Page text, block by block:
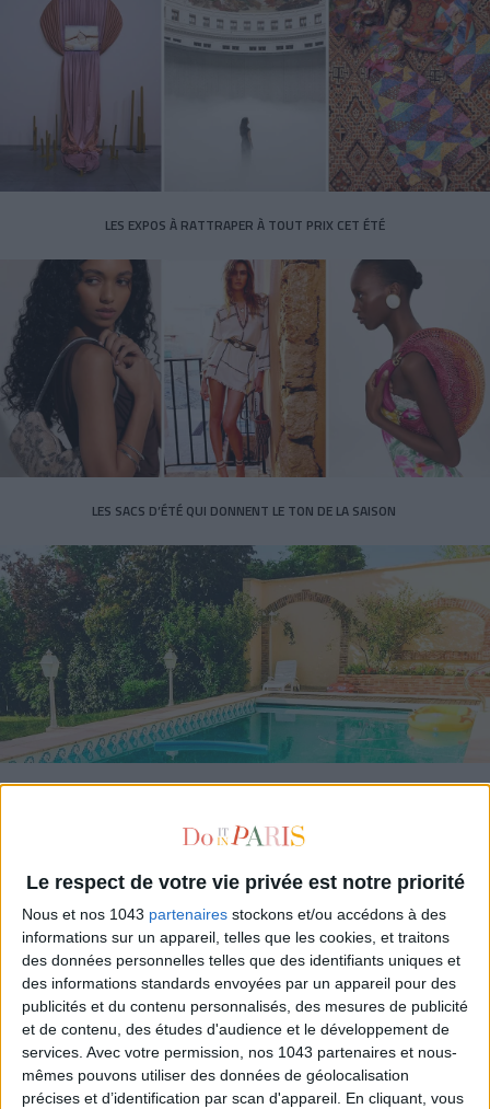
Le respect de votre vie privée est notre priorité
Nous et nos 1043 partenaires stockons et/ou accédons à des
informations sur un appareil, telles que les cookies, et traitons
des données personnelles telles que des identifiants uniques et
des informations standards envoyées par un appareil pour des
publicités et du contenu personnalisés, des mesures de publicité
et de contenu, des études d'audience et le développement de
services. Avec votre permission, nos 1043 partenaires et nous-
mêmes pouvons utiliser des données de géolocalisation
précises et d’identification par scan d'appareil. En cliquant, vous
LES EXPOS À RATTRAPER À TOUT PRIX CET ÉTÉ
LES SACS D’ÉTÉ QUI DONNENT LE TON DE LA SAISON
LES SNEAKERS STARS DE L’ÉTÉ